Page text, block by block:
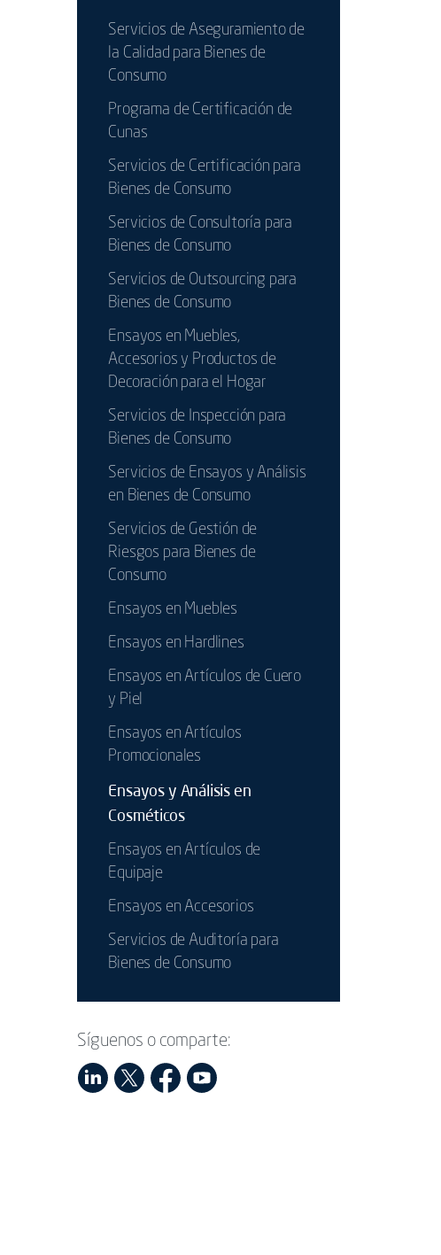
Servicios de Aseguramiento de
la Calidad para Bienes de
Consumo
Programa de Certificación de
Cunas
Servicios de Certificación para
Bienes de Consumo
Servicios de Consultoría para
Bienes de Consumo
Servicios de Outsourcing para
Bienes de Consumo
Ensayos en Muebles,
Accesorios y Productos de
Decoración para el Hogar
Servicios de Inspección para
Bienes de Consumo
Servicios de Ensayos y Análisis
en Bienes de Consumo
Servicios de Gestión de
Riesgos para Bienes de
Consumo
Ensayos en Muebles
Ensayos en Hardlines
Ensayos en Artículos de Cuero
y Piel
Ensayos en Artículos
Promocionales
Ensayos y Análisis en
Cosméticos
Ensayos en Artículos de
Equipaje
Ensayos en Accesorios
Servicios de Auditoría para
Bienes de Consumo
Síguenos o comparte: